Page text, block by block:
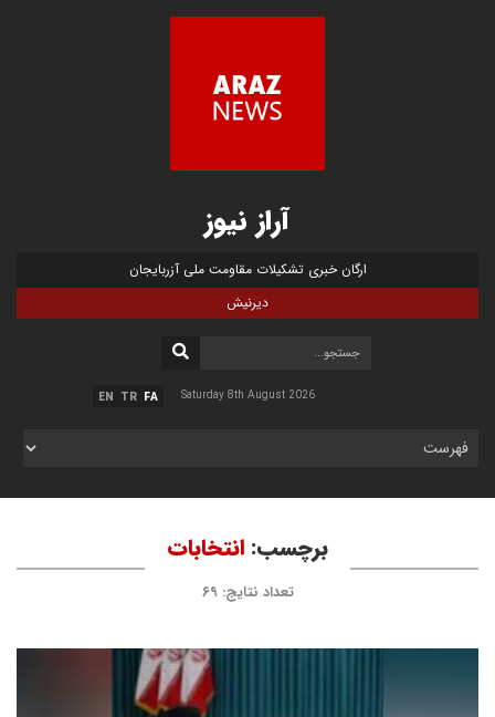
آراز نیوز
ارگان خبری تشکیلات مقاومت ملی آزربایجان
دیرنیش
FA
TR
EN Saturday 8th August 2026
برچسب: انتخابات
تعداد نتایج: ۶۹